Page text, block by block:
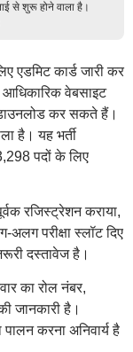
से शुरू होने वाला है।
एडमिट कार्ड जारी कर
आधिकारिक वेबसाइट
कर सकते हैं।
है। यह भर्ती
पदों के लिए
रजिस्ट्रेशन कराया,
परीक्षा स्लॉट दिए
दस्तावेज है।
का रोल नंबर,
जानकारी है।
करना अनिवार्य है